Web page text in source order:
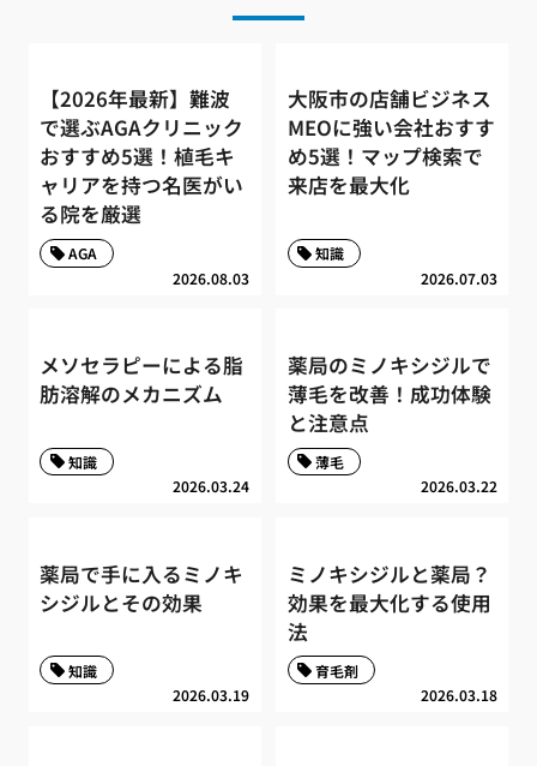
【2026年最新】難波
で選ぶAGAクリニック
おすすめ5選！植毛キ
ャリアを持つ名医がい
る院を厳選
2026.08.03
AGA
大阪市の店舗ビジネス
MEOに強い会社おすす
め5選！マップ検索で
来店を最大化
2026.07.03
知識
メソセラピーによる脂
肪溶解のメカニズム
2026.03.24
知識
薬局のミノキシジルで
薄毛を改善！成功体験
と注意点
2026.03.22
薄毛
薬局で手に入るミノキ
シジルとその効果
2026.03.19
知識
ミノキシジルと薬局？
効果を最大化する使用
法
2026.03.18
育毛剤